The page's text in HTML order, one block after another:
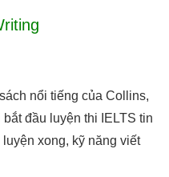
nổi tiếng của Collins,
đầu luyện thi IELTS tin
xong, kỹ năng viết